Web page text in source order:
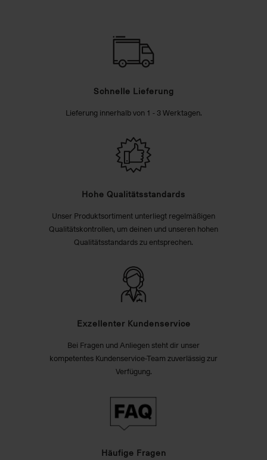
Schnelle Lieferung
Lieferung innerhalb von 1 - 3 Werktagen.
Hohe Qualitätsstandards
Unser Produktsortiment unterliegt regelmäßigen
Qualitätskontrollen, um deinen und unseren hohen
Qualitätsstandards zu entsprechen.
Exzellenter Kundenservice
Bei Fragen und Anliegen steht dir unser
kompetentes Kundenservice-Team zuverlässig zur
Verfügung.
Häufige Fragen